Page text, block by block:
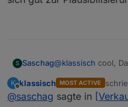
S Saschag@klassisch cool,
Gerne weiter
@dimaivTolle
K
Offline
klassisch MOST ACTIVE
@saschag sagte in